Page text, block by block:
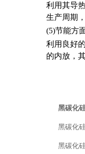
利用其导
生产周期
(5)节能方
利用良好
的内放，
黑碳化
黑碳化
黑碳化